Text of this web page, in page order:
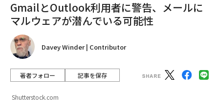
GmailとOutlook利用者に警告、メールに
マルウェアが潜んでいる可能性
Davey Winder | Contributor
著者フォロー 記事を保存
Shutterstock.com